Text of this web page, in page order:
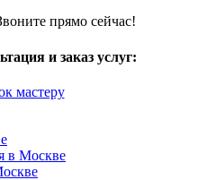
прямо сейчас!
и заказ услуг:
мастеру
в Москве